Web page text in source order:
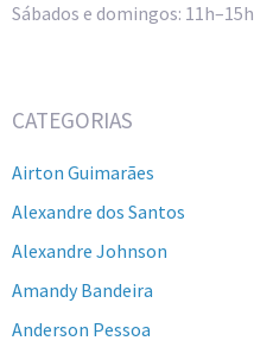
Sábados e domingos: 11h–15h
CATEGORIAS
Airton Guimarães
Alexandre dos Santos
Alexandre Johnson
Amandy Bandeira
Anderson Pessoa